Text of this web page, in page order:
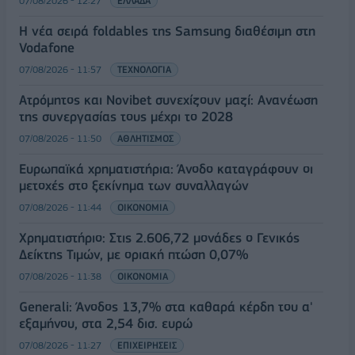
Η νέα σειρά foldables της Samsung διαθέσιμη στη
Vodafone
07/08/2026 - 11:57 ΤΕΧΝΟΛΟΓΙΑ
Ατρόμητος και Novibet συνεχίζουν μαζί: Ανανέωση
της συνεργασίας τους μέχρι το 2028
07/08/2026 - 11:50 ΑΘΛΗΤΙΣΜΟΣ
Ευρωπαϊκά χρηματιστήρια: Άνοδο καταγράφουν οι
μετοχές στο ξεκίνημα των συναλλαγών
07/08/2026 - 11:44 ΟΙΚΟΝΟΜΙΑ
Χρηματιστήριο: Στις 2.606,72 μονάδες ο Γενικός
Δείκτης Τιμών, με οριακή πτώση 0,07%
07/08/2026 - 11:38 ΟΙΚΟΝΟΜΙΑ
Generali: Άνοδος 13,7% στα καθαρά κέρδη του α'
εξαμήνου, στα 2,54 δισ. ευρώ
07/08/2026 - 11:27 ΕΠΙΧΕΙΡΗΣΕΙΣ